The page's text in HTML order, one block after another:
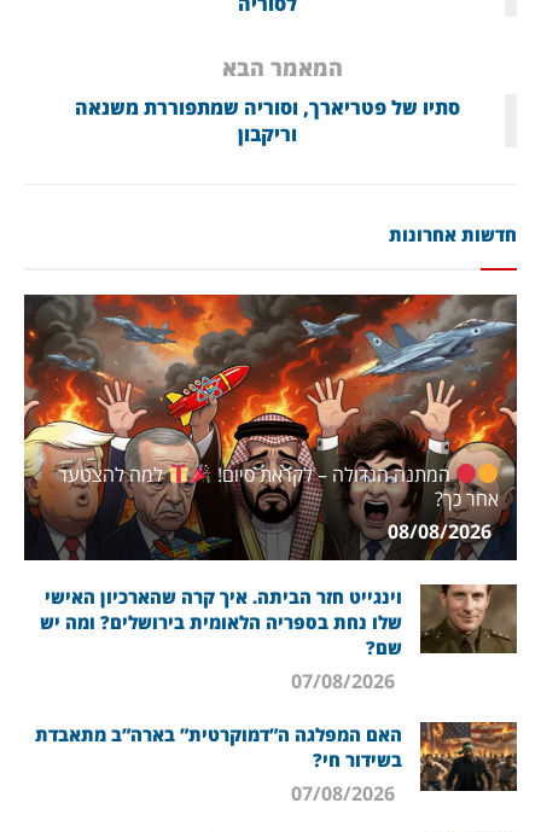
המאמר הבא
סתיו של פטריארך, וסוריה שמתפוררת משנאה
וריקבון
חדשות אחרונות
המתנה הגדולה – לקראת סיום!
למה להצטער
אחר כך?
08/08/2026
וינגייט חזר הביתה. איך קרה שהארכיון האישי
שלו נחת בספריה הלאומית בירושלים? ומה יש
שם?
האם המפלגה ה”דמוקרטית” בארה”ב מתאבדת
בשידור חי?